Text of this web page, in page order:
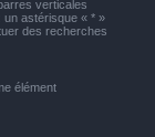
verticales
un astérisque « * »
des recherches
élément